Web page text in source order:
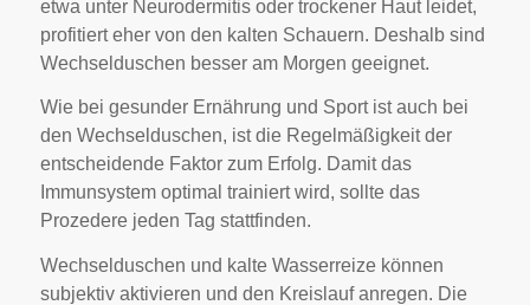
etwa unter Neurodermitis oder trockener Haut leidet,
profitiert eher von den kalten Schauern. Deshalb sind
Wechselduschen besser am Morgen geeignet.
Wie bei gesunder Ernährung und Sport ist auch bei
den Wechselduschen, ist die Regelmäßigkeit der
entscheidende Faktor zum Erfolg. Damit das
Immunsystem optimal trainiert wird, sollte das
Prozedere jeden Tag stattfinden.
Wechselduschen und kalte Wasserreize können
subjektiv aktivieren und den Kreislauf anregen. Die